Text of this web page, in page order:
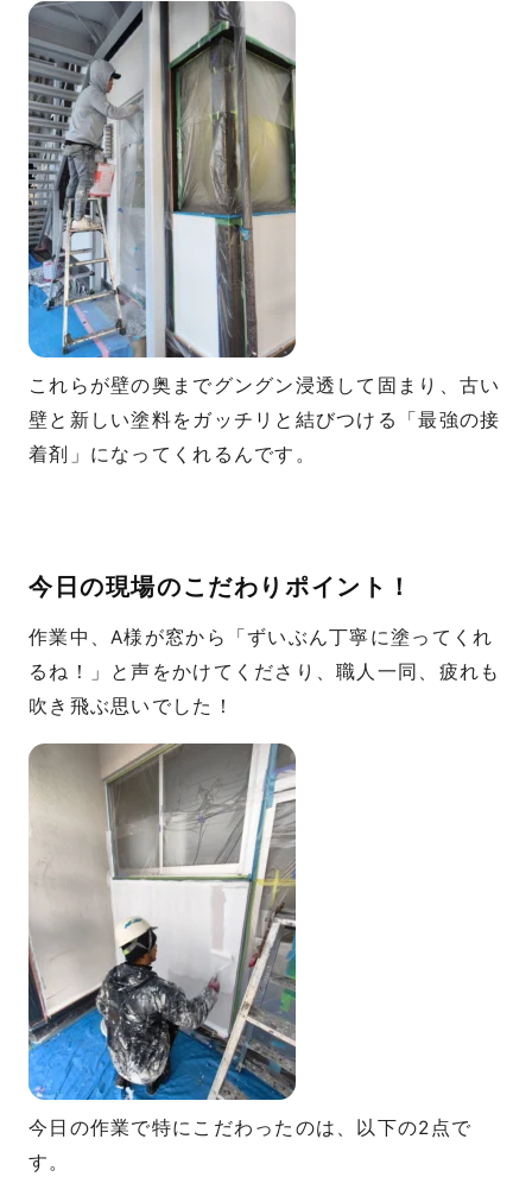
これらが壁の奥までグングン浸透して固まり、古い
壁と新しい塗料をガッチリと結びつける「最強の接
着剤」になってくれるんです。
今日の現場のこだわりポイント！
作業中、A様が窓から「ずいぶん丁寧に塗ってくれ
るね！」と声をかけてくださり、職人一同、疲れも
吹き飛ぶ思いでした！
今日の作業で特にこだわったのは、以下の2点で
す。